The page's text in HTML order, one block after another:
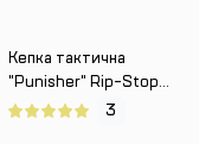
Кепка тактична
"Punisher" Rip-Stop
Black (чорна) з сіткою
3